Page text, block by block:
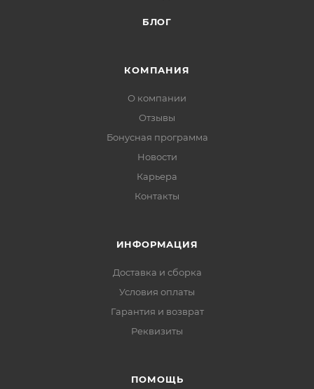
БЛОГ
КОМПАНИЯ
О компании
Отзывы
Бонусная программа
Новости
Карьера
Контакты
ИНФОРМАЦИЯ
Доставка и сборка
Условия оплаты
Гарантия и возврат
Реквизиты
ПОМОЩЬ